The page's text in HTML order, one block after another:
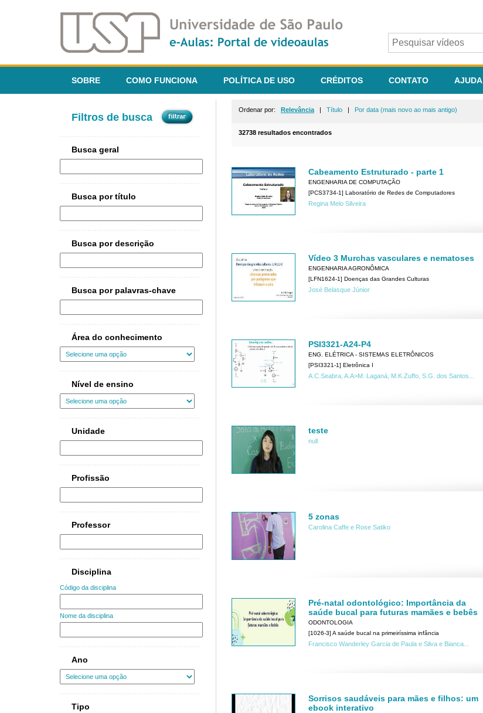
SOBRE COMO FUNCIONA POLÍTICA DE USO CRÉDITOS CONTATO AJUDA
Filtros de busca
Busca geral
Busca por título
Busca por descrição
Busca por palavras-chave
Área do conhecimento
Nível de ensino
Unidade
Profissão
Professor
Disciplina
Código da disciplina
Nome da disciplina
Ano
Tipo
Ordenar por: Relevância | Título | Por data (mais novo ao mais antigo)
32738 resultados encontrados
Cabeamento Estruturado - parte 1
ENGENHARIA DE COMPUTAÇÃO
[PCS3734-1] Laboratório de Redes de Computadores
Regina Melo Silveira
Vídeo 3 Murchas vasculares e nematoses
ENGENHARIA AGRONÔMICA
[LFN1624-1] Doenças das Grandes Culturas
José Belasque Júnior
PSI3321-A24-P4
ENG. ELÉTRICA - SISTEMAS ELETRÔNICOS
[PSI3321-1] Eletrônica I
A.C.Seabra, A.A>M. Laganá, M.K.Zuffo, S.G. dos Santos...
teste
null
5 zonas
Carolina Caffe e Rose Satiko
Pré-natal odontológico: Importância da
saúde bucal para futuras mamães e bebês
ODONTOLOGIA
[1026-3] A saúde bucal na primeiríssima infância
Francisco Wanderley Garcia de Paula e Silva e Bianca...
Sorrisos saudáveis para mães e filhos: um
ebook interativo